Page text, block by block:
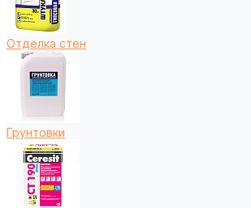
Отделка стен
Грунтовки